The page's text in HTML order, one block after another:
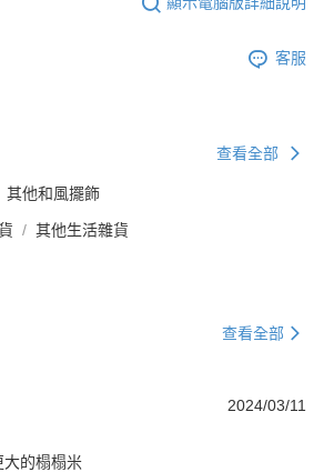
客服
查看全部
其他和風擺飾
其他生活雜貨
查看全部
2024/03/11
大的榻榻米